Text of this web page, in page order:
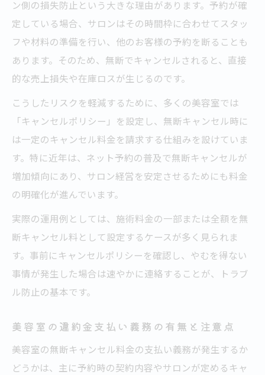
美容室予約キャンセル料が必要な背景事情
美容室側の準備・損害とキャンセル料の関
連
美容室無断キャンセル料金が発生する根拠
美容室のキャンセル料を求められた時の正しい
対応法
美容室キャンセル料請求時の冷静な対処法
美容室での正しい支払い確認ポイント
美容室でトラブル回避する連絡・交渉術
美容室無断キャンセル後の誠実な対応方法
美容室の請求金額や支払い方法の確認手順
支払い義務はどこで決まる？美容室事情を解説
ント
美容室で義務が生じる法的根拠を正しく理
解
ン側の損失防止という大きな理由があります。予約が確
定している場合、サロンはその時間枠に合わせてスタッ
フや材料の準備を行い、他のお客様の予約を断ることも
あります。そのため、無断でキャンセルされると、直接
的な売上損失や在庫ロスが生じるのです。
こうしたリスクを軽減するために、多くの美容室では
「キャンセルポリシー」を設定し、無断キャンセル時に
は一定のキャンセル料金を請求する仕組みを設けていま
す。特に近年は、ネット予約の普及で無断キャンセルが
増加傾向にあり、サロン経営を安定させるためにも料金
の明確化が進んでいます。
実際の運用例としては、施術料金の一部または全額を無
断キャンセル料として設定するケースが多く見られま
す。事前にキャンセルポリシーを確認し、やむを得ない
事情が発生した場合は速やかに連絡することが、トラブ
ル防止の基本です。
美容室の違約金支払い義務の有無と注意点
美容室の無断キャンセル料金の支払い義務が発生するか
どうかは、主に予約時の契約内容やサロンが定めるキャ